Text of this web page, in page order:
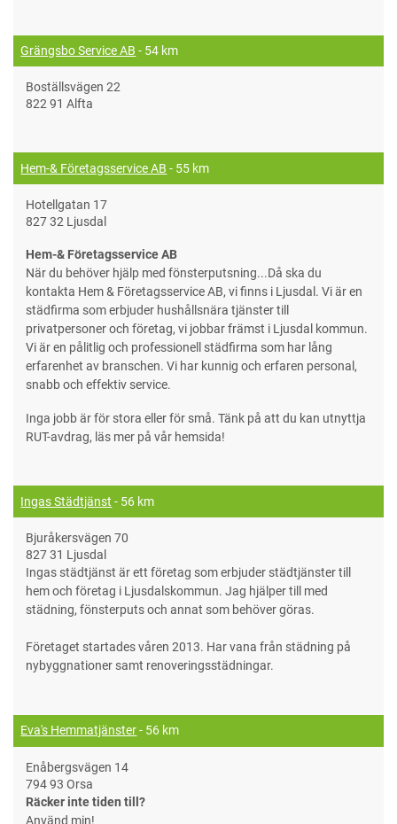
Grängsbo Service AB - 54 km
Boställsvägen 22
822 91 Alfta
Hem-& Företagsservice AB - 55 km
Hotellgatan 17
827 32 Ljusdal
Hem-& Företagsservice AB
När du behöver hjälp med fönsterputsning...Då ska du
kontakta Hem & Företagsservice AB, vi finns i Ljusdal. Vi är en
städfirma som erbjuder hushållsnära tjänster till
privatpersoner och företag, vi jobbar främst i Ljusdal kommun.
Vi är en pålitlig och professionell städfirma som har lång
erfarenhet av branschen. Vi har kunnig och erfaren personal,
snabb och effektiv service.
Inga jobb är för stora eller för små. Tänk på att du kan utnyttja
RUT-avdrag, läs mer på vår hemsida!
Ingas Städtjänst - 56 km
Bjuråkersvägen 70
827 31 Ljusdal
Ingas städtjänst är ett företag som erbjuder städtjänster till
hem och företag i Ljusdalskommun. Jag hjälper till med
städning, fönsterputs och annat som behöver göras.
Företaget startades våren 2013. Har vana från städning på
nybyggnationer samt renoveringsstädningar.
Eva's Hemmatjänster- 56 km
Enåbergsvägen 14
794 93 Orsa
Räcker inte tiden till?
Använd min!